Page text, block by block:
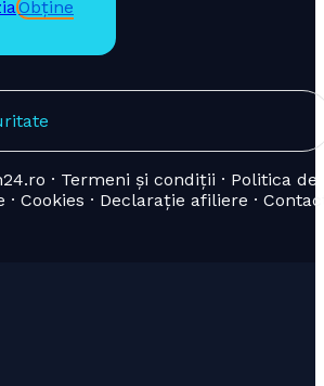
Obține
· Termeni și condiții · Politica de
Cookies · Declarație afiliere ·